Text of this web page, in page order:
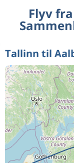
Flyv
Tallinn til